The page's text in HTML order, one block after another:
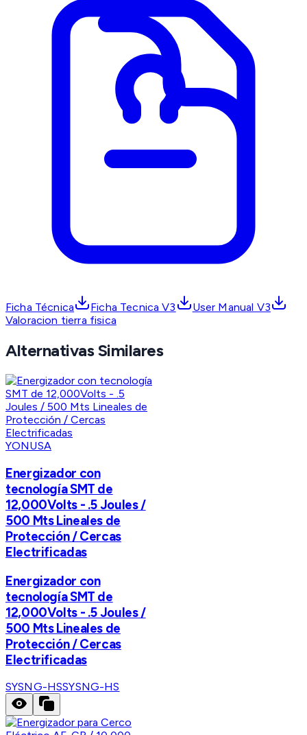
Ficha Técnica Ficha Tecnica V3
User Manual V3
Valoracion tierra fisica
Alternativas Similares
YONUSA
Energizador con
tecnología SMT de
12,000Volts - .5 Joules /
500 Mts Lineales de
Protección / Cercas
Electrificadas
Energizador con
tecnología SMT de
12,000Volts - .5 Joules /
500 Mts Lineales de
Protección / Cercas
Electrificadas
SYSNG-HSSYSNG-HS